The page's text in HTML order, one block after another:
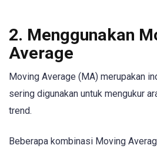
2. Menggunakan
Average
Moving Average (MA) merupakan
sering digunakan untuk mengukur
trend.
Beberapa kombinasi Moving